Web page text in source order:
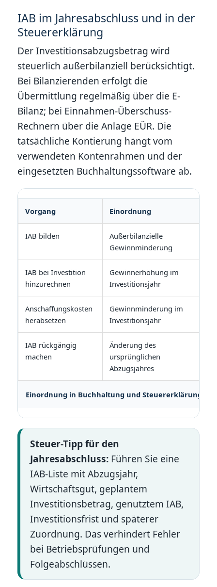
IAB im Jahresabschluss und in der
Steuererklärung
Der Investitionsabzugsbetrag wird
steuerlich außerbilanziell berücksichtigt.
Bei Bilanzierenden erfolgt die
Übermittlung regelmäßig über die E-
Bilanz; bei Einnahmen-Überschuss-
Rechnern über die Anlage EÜR. Die
tatsächliche Kontierung hängt vom
verwendeten Kontenrahmen und der
eingesetzten Buchhaltungssoftware ab.
Einordnung in Buchhaltung und Steuererklärung
Vorgang Einordnung
IAB bilden
Außerbilanzielle
Gewinnminderung
IAB bei Investition
hinzurechnen
Gewinnerhöhung im
Investitionsjahr
Anschaffungskosten
herabsetzen
Gewinnminderung im
Investitionsjahr
IAB rückgängig
machen
Änderung des
ursprünglichen
Abzugsjahres
Steuer-Tipp für den
Jahresabschluss: Führen Sie eine
IAB-Liste mit Abzugsjahr,
Wirtschaftsgut, geplantem
Investitionsbetrag, genutztem IAB,
Investitionsfrist und späterer
Zuordnung. Das verhindert Fehler
bei Betriebsprüfungen und
Folgeabschlüssen.